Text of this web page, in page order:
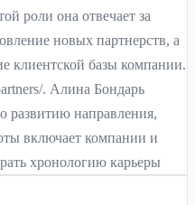
роли она отвечает за
новых партнерств, а
клиентской базы компании.
. Алина Бондарь
развитию направления,
включает компании и
хронологию карьеры